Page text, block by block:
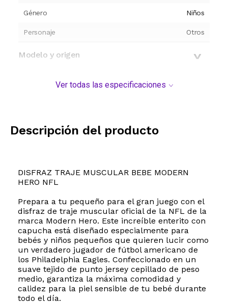
Género Niños
Personaje Otros
Modelo y origen
Ver todas las especificaciones
Descripción del producto
DISFRAZ TRAJE MUSCULAR BEBE MODERN
HERO NFL
Prepara a tu pequeño para el gran juego con el
disfraz de traje muscular oficial de la NFL de la
marca Modern Hero. Este increíble enterito con
capucha está diseñado especialmente para
bebés y niños pequeños que quieren lucir como
un verdadero jugador de fútbol americano de
los Philadelphia Eagles. Confeccionado en un
suave tejido de punto jersey cepillado de peso
medio, garantiza la máxima comodidad y
calidez para la piel sensible de tu bebé durante
todo el día.